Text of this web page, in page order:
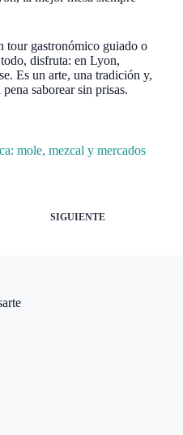
tour gastronómico guiado o
disfruta: en Lyon,
Es un arte, una tradición y,
saborear sin prisas.
mole, mezcal y mercados
SIGUIENTE